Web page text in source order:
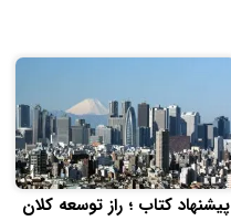
پیشنهاد کتاب ؛ راز توسعه کلان